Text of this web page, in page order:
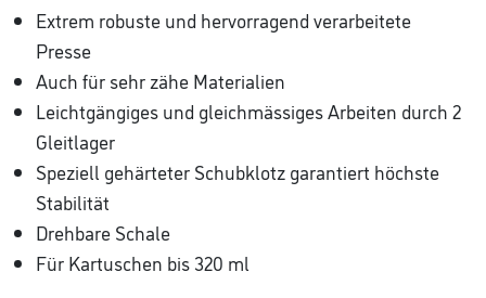
Extrem robuste und hervorragend verarbeitete
Presse
Auch für sehr zähe Materialien
Leichtgängiges und gleichmässiges Arbeiten durch 2
Gleitlager
Speziell gehärteter Schubklotz garantiert höchste
Stabilität
Drehbare Schale
Für Kartuschen bis 320 ml